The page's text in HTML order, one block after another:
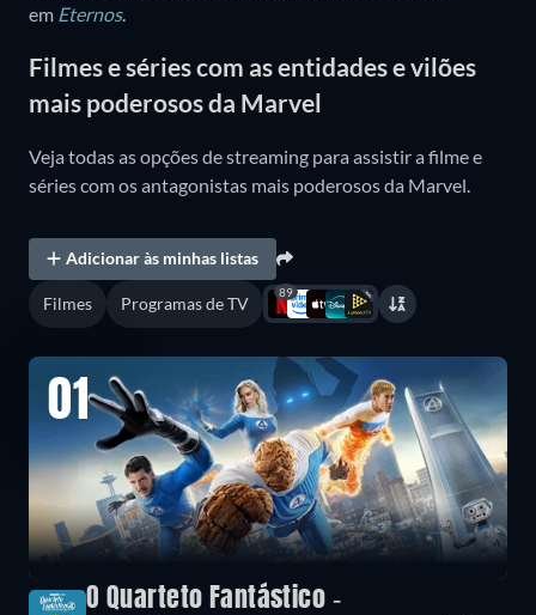
em Eternos.
Filmes e séries com as entidades e vilões
mais poderosos da Marvel
Veja todas as opções de streaming para assistir a filme e
séries com os antagonistas mais poderosos da Marvel.
Adicionar às minhas listas
Filmes Programas de TV
89
01
O Quarteto Fantástico -